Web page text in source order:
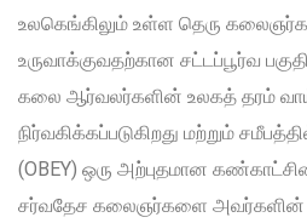
உலகெங்கிலும் உள்ள தெரு
உருவாக்குவதற்கான சட்டப்பூர்வ
கலை ஆர்வலர்களின் உலகத் தரம்
நிர்வகிக்கப்படுகிறது மற்றும்
(OBEY) ஒரு அற்புதமான
சர்வதேச கலைஞர்களை அவர்களின்